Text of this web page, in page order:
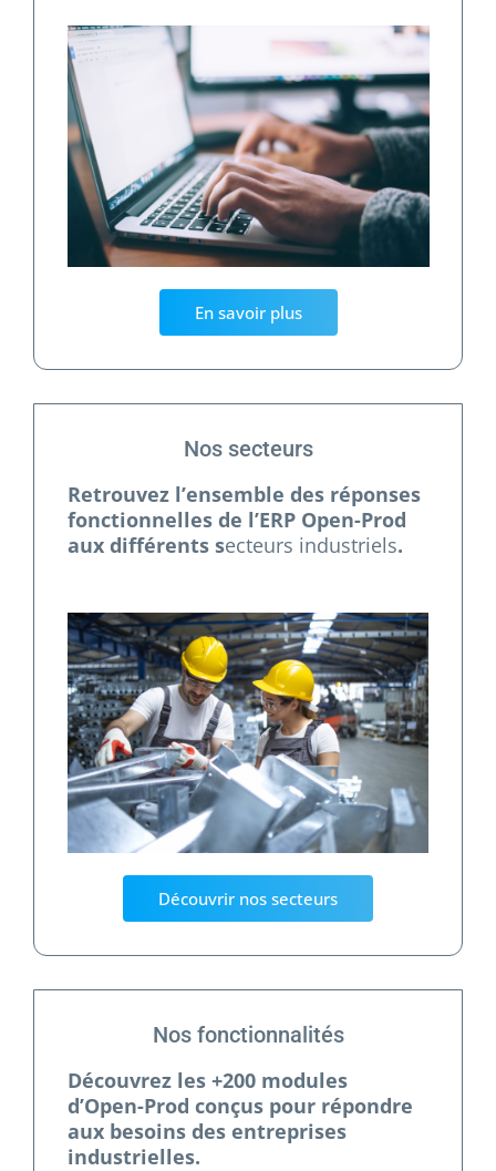
En savoir plus
Nos secteurs
Retrouvez l’ensemble des réponses
fonctionnelles de l’ERP Open-Prod
aux différents secteurs industriels.
Découvrir nos secteurs
Nos fonctionnalités
Découvrez les +200 modules
d’Open-Prod conçus pour répondre
aux besoins des entreprises
industrielles.